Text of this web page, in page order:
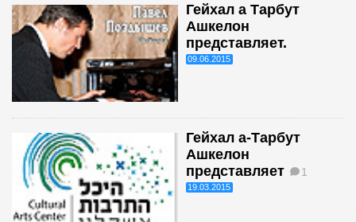
Гейхал а Тарбут
Ашкелон
представляет.
09.06.2015
Гейхал а-Тарбут
Ашкелон
представляет
1
19.03.2015